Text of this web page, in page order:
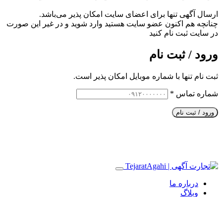
ارسال آگهی تنها برای اعضای سایت امکان پذیر می‌باشد.
چنانچه هم‌ اکنون عضو سایت هستید وارد شوید و در غیر این صورت
در سایت ثبت نام کنید
ورود / ثبت نام
ثبت نام تنها با شماره موبایل امکان پذیر است.
شماره تماس *
ورود / ثبت نام
درباره ما
وبلاگ